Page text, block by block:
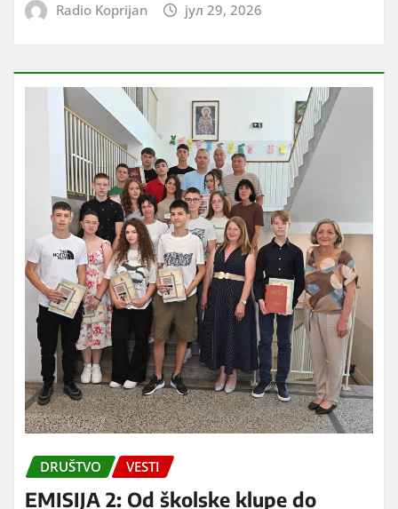
Radio Koprijan јул 29, 2026
DRUŠTVO VESTI
EMISIJA 2: Od školske klupe do